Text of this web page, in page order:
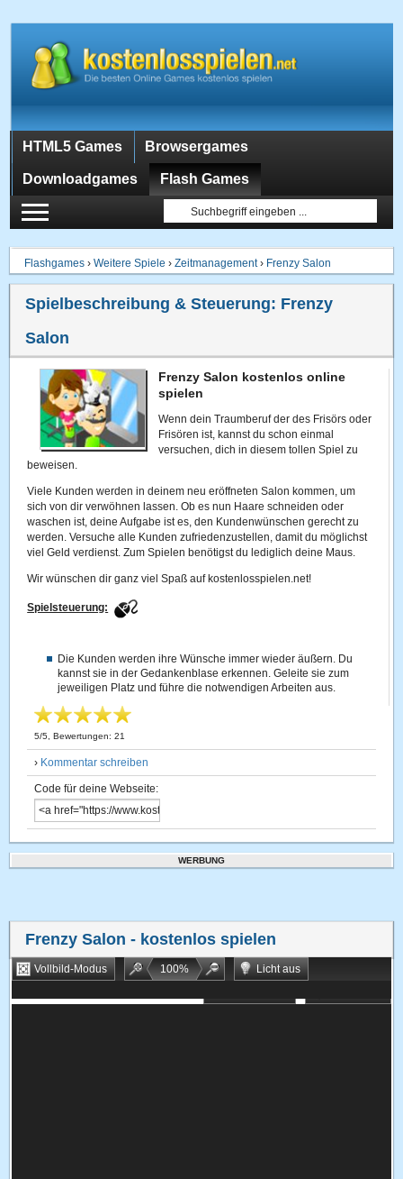
HTML5 Games Browsergames
Downloadgames Flash Games
Flashgames ›Weitere Spiele ›Zeitmanagement› Frenzy Salon
Spielbeschreibung & Steuerung: Frenzy
Salon
Frenzy Salon kostenlos online
spielen
Wenn dein Traumberuf der des Frisörs oder
Frisören ist, kannst du schon einmal
versuchen, dich in diesem tollen Spiel zu
beweisen.
Viele Kunden werden in deinem neu eröffneten Salon kommen, um
sich von dir verwöhnen lassen. Ob es nun Haare schneiden oder
waschen ist, deine Aufgabe ist es, den Kundenwünschen gerecht zu
werden. Versuche alle Kunden zufriedenzustellen, damit du möglichst
viel Geld verdienst. Zum Spielen benötigst du lediglich deine Maus.
Wir wünschen dir ganz viel Spaß auf kostenlosspielen.net!
Spielsteuerung:
Die Kunden werden ihre Wünsche immer wieder äußern. Du
kannst sie in der Gedankenblase erkennen. Geleite sie zum
jeweiligen Platz und führe die notwendigen Arbeiten aus.
5/5 , Bewertungen:21
› Kommentar schreiben
Code für deine Webseite:
WERBUNG
Frenzy Salon - kostenlos spielen
Vollbild-Modus 100%
Licht aus